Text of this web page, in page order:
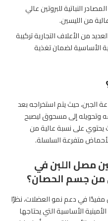
النباتية للبروتين عالي
من الليسين.
من الأعلاف التجارية تركيبة
الأساسية لضمان تغذية
الجبن، حيث يتم استخراجه بعد
وتحويله إلى مسحوق ليصبح
يحتوي على نسبة عالية من
متفرعة السلسلة.
مصل اللبن في
من جسم الحصان؟
مفيدًا في دعم نمو العضلات، نظرًا
الأساسية التي يحتاجها